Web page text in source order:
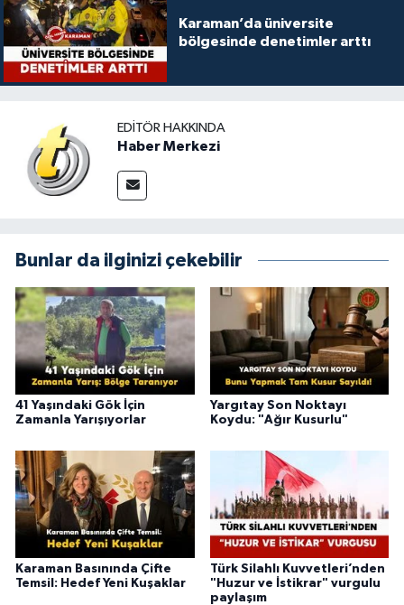
Karaman’da üniversite
bölgesinde denetimler arttı
EDITÖR HAKKINDA
Haber Merkezi
Bunlar da ilginizi çekebilir
41 Yaşındaki Gök İçin
Zamanla Yarışıyorlar
Yargıtay Son Noktayı
Koydu: "Ağır Kusurlu"
Karaman Basınında Çifte
Temsil: Hedef Yeni Kuşaklar
Türk Silahlı Kuvvetleri’nden
"Huzur ve İstikrar" vurgulu
paylaşım